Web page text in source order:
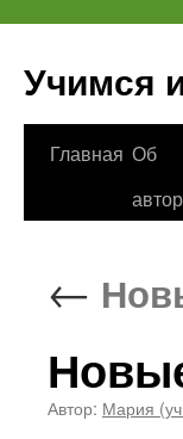
Учимся
Перейти
Главная Об
←
Автор: Мария